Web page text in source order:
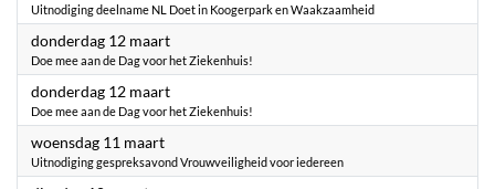
Uitnodiging deelname NL Doet in Koogerpark en Waakzaamheid
donderdag 12 maart2026
Doe mee aan de Dag voor het Ziekenhuis!
donderdag 12 maart2026
Doe mee aan de Dag voor het Ziekenhuis!
woensdag 11 maart2026
Uitnodiging gespreksavond Vrouwveiligheid voor iedereen